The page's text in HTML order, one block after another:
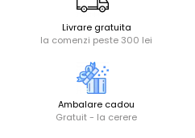
Livrare gratuita
la comenzi peste 300 lei
Ambalare cadou
Gratuit - la cerere